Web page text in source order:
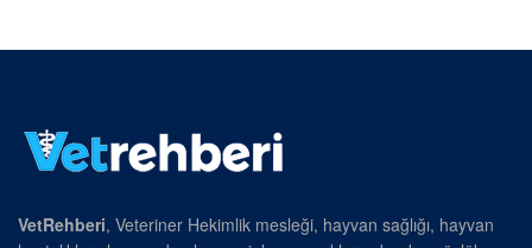
VetRehberi, Veteriner Hekimlik mesleği, hayvan sağlığı, hayvan